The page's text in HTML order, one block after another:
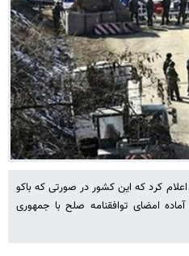
کرد که این کشور در صورتی که باکو
آماده امضای توافقنامه صلح با جمهوری